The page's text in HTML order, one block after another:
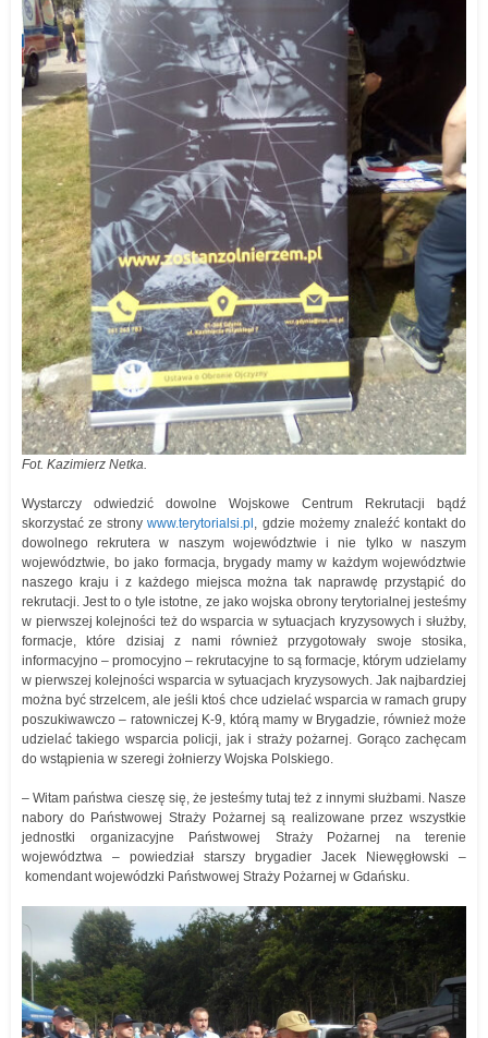
Fot. Kazimierz Netka.
Wystarczy odwiedzić dowolne Wojskowe Centrum Rekrutacji bądź
skorzystać ze stronywww.terytorialsi.pl , gdzie możemy znaleźć kontakt do
dowolnego rekrutera w naszym województwie i nie tylko w naszym
województwie, bo jako formacja, brygady mamy w każdym województwie
naszego kraju i z każdego miejsca można tak naprawdę przystąpić do
rekrutacji. Jest to o tyle istotne, ze jako wojska obrony terytorialnej jesteśmy
w pierwszej kolejności też do wsparcia w sytuacjach kryzysowych i służby,
formacje, które dzisiaj z nami również przygotowały swoje stosika,
informacyjno – promocyjno – rekrutacyjne to są formacje, którym udzielamy
w pierwszej kolejności wsparcia w sytuacjach kryzysowych. Jak najbardziej
można być strzelcem, ale jeśli ktoś chce udzielać wsparcia w ramach grupy
poszukiwawczo – ratowniczej K-9, którą mamy w Brygadzie, również może
udzielać takiego wsparcia policji, jak i straży pożarnej. Gorąco zachęcam
do wstąpienia w szeregi żołnierzy Wojska Polskiego.
– Witam państwa cieszę się, że jesteśmy tutaj też z innymi służbami. Nasze
nabory do Państwowej Straży Pożarnej są realizowane przez wszystkie
jednostki organizacyjne Państwowej Straży Pożarnej na terenie
województwa – powiedział starszy brygadier Jacek Niewęgłowski –
komendant wojewódzki Państwowej Straży Pożarnej w Gdańsku.